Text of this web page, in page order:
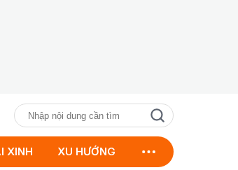
XINH XU HƯỚNG